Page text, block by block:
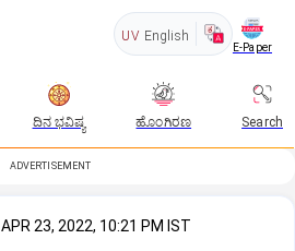
UV English
E-Paper
ದಿನ ಭವಿಷ್ಯ ಹೊಂಗಿರಣ Search
ADVERTISEMENT
APR 23, 2022, 10:21 PM IST